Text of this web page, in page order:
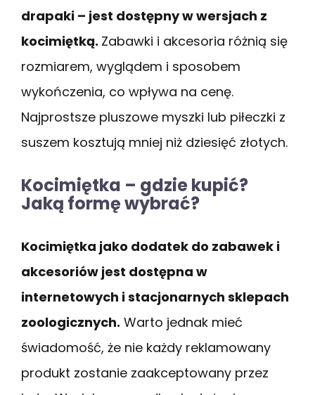
drapaki – jest dostępny w wersjach z
kocimiętką. Zabawki i akcesoria różnią się
rozmiarem, wyglądem i sposobem
wykończenia, co wpływa na cenę.
Najprostsze pluszowe myszki lub piłeczki z
suszem kosztują mniej niż dziesięć złotych.
Kocimiętka – gdzie kupić?
Jaką formę wybrać?
Kocimiętka jako dodatek do zabawek i
akcesoriów jest dostępna w
internetowych i stacjonarnych sklepach
zoologicznych. Warto jednak mieć
świadomość, że nie każdy reklamowany
produkt zostanie zaakceptowany przez